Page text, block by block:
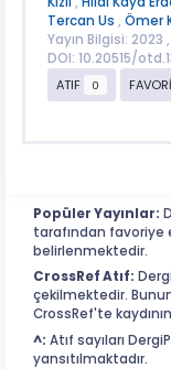
Tercan Us , Ömer
Yayın Bilgisi: 2023 ,
DOI: 10.20515/
ATIF
0 FAVORİ
Popüler Yayınlar:
tarafından
belirlenmektedir.
CrossRef Atıf:
çekilmektedir.
CrossRef'te
^: Atıf sayıları
yansıtılmaktadır.